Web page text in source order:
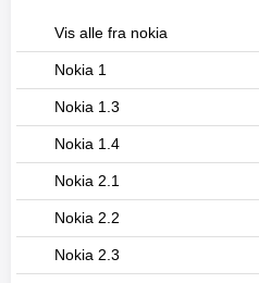
Vis alle fra nokia
Nokia 1
Nokia 1.3
Nokia 1.4
Nokia 2.1
Nokia 2.2
Nokia 2.3